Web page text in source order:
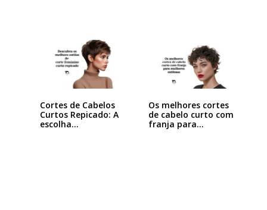
Cortes de Cabelos
Curtos Repicado: A
escolha…
Os melhores cortes
de cabelo curto com
franja para…